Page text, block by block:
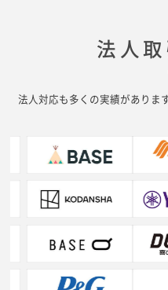
法人
法人対応も多くの実績がありま